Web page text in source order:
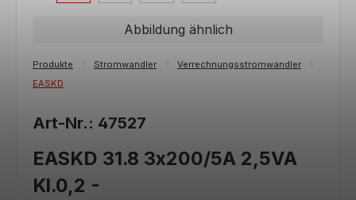
Abbildung ähnlich
Produkte Stromwandler
Verrechnungsstromwandler
EASKD
Art-Nr.: 47527
EASKD 31.8 3x200/5A 2,5VA
Kl.0,2 -